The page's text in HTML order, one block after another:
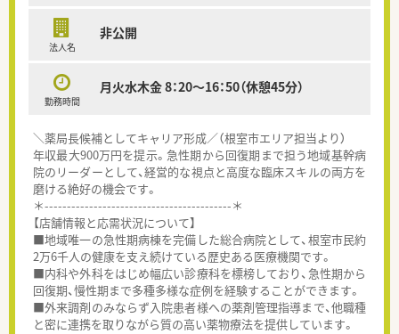
法人名
非公開
勤務時間
月火水木金 8：20～16：50（休憩45分）
＼薬局長候補としてキャリア形成／（根室市エリア担当より）
年収最大900万円を提示。急性期から回復期まで担う地域基幹病
院のリーダーとして、経営的な視点と高度な臨床スキルの両方を
磨ける絶好の機会です。
＊------------------------------------------＊
【店舗情報と応需状況について】
■地域唯一の急性期病棟を完備した総合病院として、根室市民約
2万6千人の健康を支え続けている歴史ある医療機関です。
■内科や外科をはじめ幅広い診療科を標榜しており、急性期から
回復期、慢性期まで多種多様な症例を経験することができます。
■外来調剤のみならず入院患者様への薬剤管理指導まで、他職種
と密に連携を取りながら質の高い薬物療法を提供しています。